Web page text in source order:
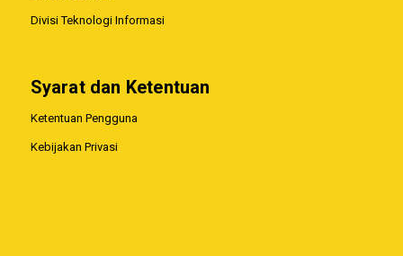
Divisi Teknologi Informasi
Syarat dan Ketentuan
Ketentuan Pengguna
Kebijakan Privasi